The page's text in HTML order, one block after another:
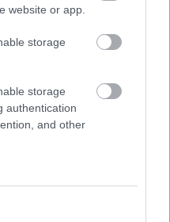
website or app.
storage
storage
authentication
and other